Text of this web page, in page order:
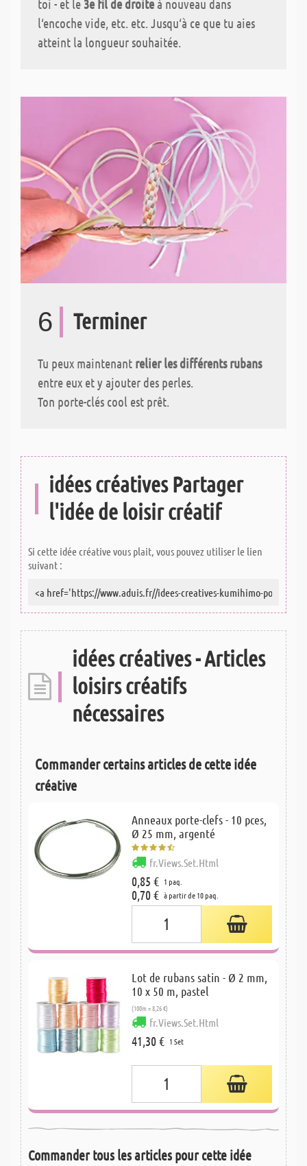
toi - et le 3e fil de droiteà nouveau dans
l‘encoche vide, etc. etc. Jusqu‘à ce que tu aies
atteint la longueur souhaitée.
6 Terminer
Tu peux maintenant relier les différents rubans
entre eux et y ajouter des perles.
Ton porte-clés cool est prêt.
idées créatives Partager
l'idée de loisir créatif
Si cette idée créative vous plait, vous pouvez utiliser le lien
suivant :
idées créatives - Articles
loisirs créatifs
nécessaires
Commander certains articles de cette idée
créative
Anneaux porte-clefs - 10 pces,
Ø 25 mm, argenté
fr.Views.Set.Html
0,85 € 1 paq.
0,70 € à partir de 10 paq.
Lot de rubans satin - Ø 2 mm,
10 x 50 m, pastel
(100m = 8,26 €)
fr.Views.Set.Html
41,30 € 1 Set
Commander tous les articles pour cette idée